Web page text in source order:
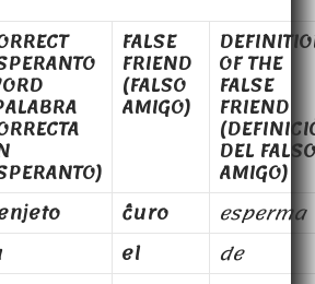
FALSE
FRIEND
(FALSO
AMIGO)
OF THE
FALSE
FRIEND
DEL
AMIGO)
ĉuro
esperma
el
de